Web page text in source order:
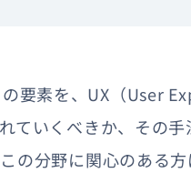
要素を、UX（User
いくべきか、その手
の分野に関心のある